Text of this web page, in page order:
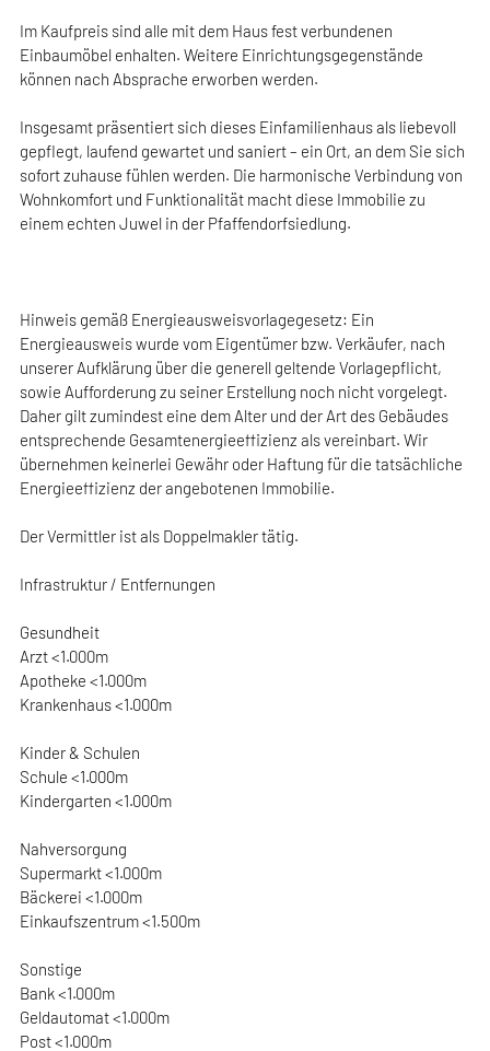
Im Kaufpreis sind alle mit dem Haus fest verbundenen
Einbaumöbel enhalten. Weitere Einrichtungsgegenstände
können nach Absprache erworben werden.
Insgesamt präsentiert sich dieses Einfamilienhaus als liebevoll
gepflegt, laufend gewartet und saniert – ein Ort, an dem Sie sich
sofort zuhause fühlen werden. Die harmonische Verbindung von
Wohnkomfort und Funktionalität macht diese Immobilie zu
einem echten Juwel in der Pfaffendorfsiedlung.
Hinweis gemäß Energieausweisvorlagegesetz: Ein
Energieausweis wurde vom Eigentümer bzw. Verkäufer, nach
unserer Aufklärung über die generell geltende Vorlagepflicht,
sowie Aufforderung zu seiner Erstellung noch nicht vorgelegt.
Daher gilt zumindest eine dem Alter und der Art des Gebäudes
entsprechende Gesamtenergieeffizienz als vereinbart. Wir
übernehmen keinerlei Gewähr oder Haftung für die tatsächliche
Energieeffizienz der angebotenen Immobilie.
Der Vermittler ist als Doppelmakler tätig.
Infrastruktur / Entfernungen
Gesundheit
Arzt <1.000m
Apotheke <1.000m
Krankenhaus <1.000m
Kinder & Schulen
Schule <1.000m
Kindergarten <1.000m
Nahversorgung
Supermarkt <1.000m
Bäckerei <1.000m
Einkaufszentrum <1.500m
Sonstige
Bank <1.000m
Geldautomat <1.000m
Post <1.000m